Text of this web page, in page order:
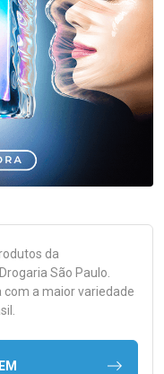
da
São Paulo.
com a maior variedade